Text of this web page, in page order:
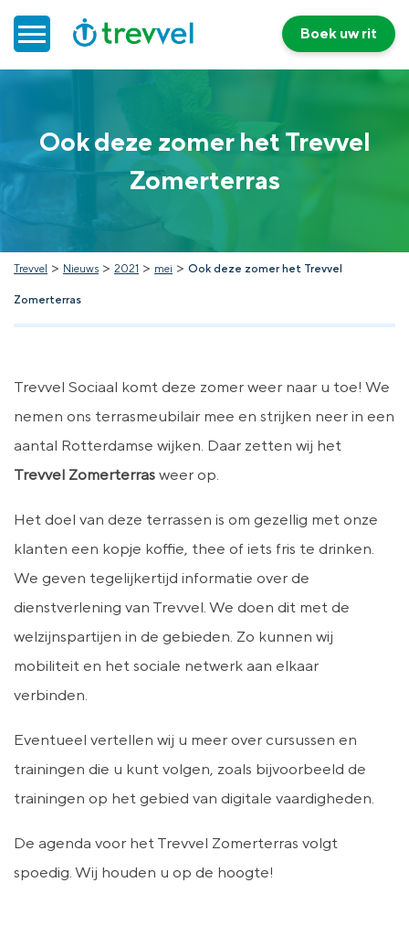
Doelgroepenvervoer
Nieuws
Contact
Boek uw rit
Ook deze zomer het Trevvel
Zomerterras
Trevvel > Nieuws > 2021 > mei > Ook deze zomer het Trevvel
Zomerterras
Trevvel Sociaal komt deze zomer weer naar u toe! We
nemen ons terrasmeubilair mee en strijken neer in een
aantal Rotterdamse wijken. Daar zetten wij het
Trevvel Zomerterras weer op.
Het doel van deze terrassen is om gezellig met onze
klanten een kopje koffie, thee of iets fris te drinken.
We geven tegelijkertijd informatie over de
dienstverlening van Trevvel. We doen dit met de
welzijnspartijen in de gebieden. Zo kunnen wij
mobiliteit en het sociale netwerk aan elkaar
verbinden.
Eventueel vertellen wij u meer over cursussen en
trainingen die u kunt volgen, zoals bijvoorbeeld de
trainingen op het gebied van digitale vaardigheden.
De agenda voor het Trevvel Zomerterras volgt
spoedig. Wij houden u op de hoogte!